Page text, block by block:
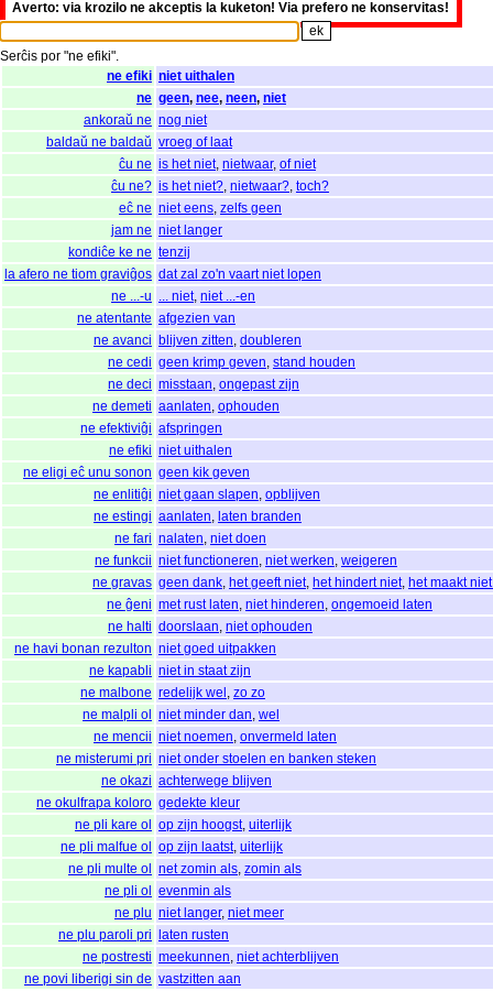
Averto: via krozilo ne akceptis la kuketon! Via prefero ne konservitas!
Serĉis por "ne efiki".
ne efiki niet uithalen
ne geen, nee, neen, niet
ankoraŭ ne nog niet
baldaŭ ne baldaŭ vroeg of laat
ĉu ne is het niet, nietwaar, of niet
ĉu ne? is het niet? nietwaar? toch?
eĉ ne niet eens zelfs geen
jam ne niet langer
kondiĉe ke ne tenzij
la afero ne tiom graviĝos dat zal zo'n vaart niet lopen
ne ...-u
... niet, niet ...-en
ne atentante afgezien van
ne avanci blijven zitten doubleren
ne cedi geen krimp geven stand houden
ne deci misstaan ongepast zijn
ne demeti aanlaten ophouden
ne efektiviĝi afspringen
ne efiki niet uithalen
ne eligi eĉ unu sonon geen kik geven
ne enlitiĝi niet gaan slapen opblijven
ne estingi aanlaten laten branden
ne fari nalaten niet doen
ne funkcii niet functioneren niet werken weigeren
ne gravas geen dank het geeft niet, het hindert niet, het maakt
ne ĝeni met rust laten niet hinderen ongemoeid laten
ne halti doorslaan niet ophouden
ne havi bonan rezulton niet goed uitpakken
ne kapabli niet in staat zijn
ne malbone redelijk wel zo zo
ne malpli ol niet minder dan wel
ne mencii niet noemen onvermeld laten
ne misterumi pri niet onder stoelen en banken steken
ne okazi achterwege blijven
ne okulfrapa koloro gedekte kleur
ne pli kare ol op zijn hoogst, uiterlijk
ne pli malfue ol op zijn laatst, uiterlijk
ne pli multe ol net zomin als zomin als
ne pli ol evenmin als
ne plu niet langer, niet meer
ne plu paroli pri laten rusten
ne postresti meekunnen niet achterblijven
ne povi liberigi sin de vastzitten aan